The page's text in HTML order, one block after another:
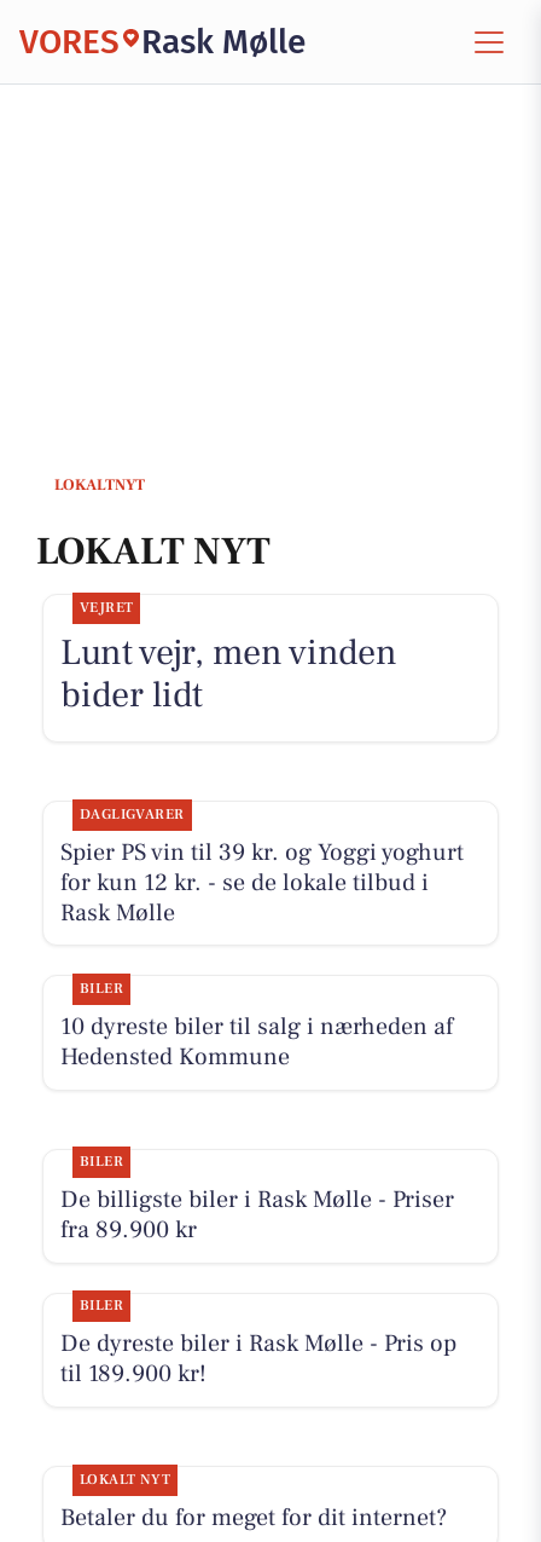
VORES Rask Mølle
LOKALTNYT
LOKALT NYT
VEJRET
Lunt vejr, men vinden
bider lidt
DAGLIGVARER
Spier PS vin til 39 kr. og Yoggi yoghurt
for kun 12 kr. - se de lokale tilbud i
Rask Mølle
BILER
10 dyreste biler til salg i nærheden af
Hedensted Kommune
BILER
De billigste biler i Rask Mølle - Priser
fra 89.900 kr
BILER
De dyreste biler i Rask Mølle - Pris op
til 189.900 kr!
LOKALT NYT
Betaler du for meget for dit internet?